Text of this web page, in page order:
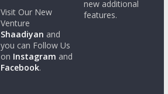
Visit Our New
Venture
Shaadiyan and
you can Follow Us
on Instagram and
Facebook.
new additional
features.